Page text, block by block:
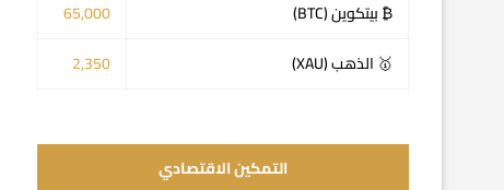
₿ بيتكوين (BTC)
65,000
🥇 الذهب (XAU)
2,350
التمكين الاقتصادي